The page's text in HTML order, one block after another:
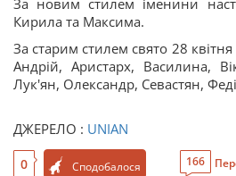
За новим стилем іменини
Кирила та Максима.
За старим стилем свято 28 квітня
Андрій, Аристарх, Василина,
Лук'ян, Олександр, Севастян,
ДЖЕРЕЛО : UNIAN
0 Сподобалося 166